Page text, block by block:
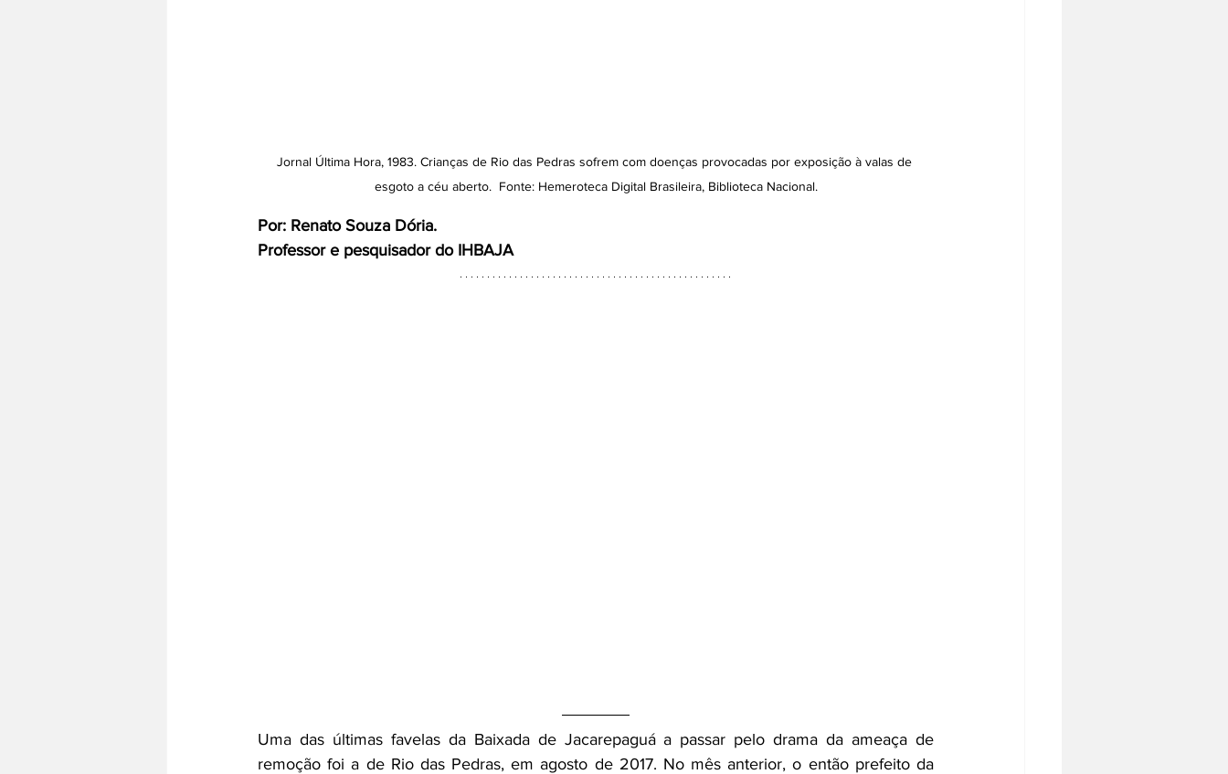
Jornal Última Hora, 1983. Crianças de Rio das Pedras sofrem com doenças provocadas por exposição à valas de
esgoto a céu aberto.  Fonte: Hemeroteca Digital Brasileira, Biblioteca Nacional.
Por: Renato Souza Dória.
Professor e pesquisador do IHBAJA
Uma das últimas favelas da Baixada de Jacarepaguá a passar pelo drama da ameaça de
remoção foi a de Rio das Pedras, em agosto de 2017. No mês anterior, o então prefeito da